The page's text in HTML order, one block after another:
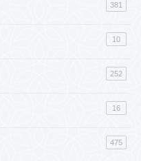
381
10
252
16
475